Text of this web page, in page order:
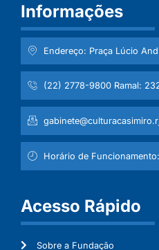
Informações
Endereço: Praça Lúcio
(22) 2778-9800 Ramal:
Horário de
Acesso Rápido
Sobre a Fundação